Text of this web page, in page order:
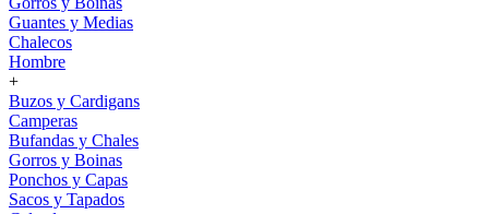
Guantes y Medias
Chalecos
Hombre
+
Buzos y Cardigans
Camperas
Bufandas y Chales
Gorros y Boinas
Ponchos y Capas
Sacos y Tapados